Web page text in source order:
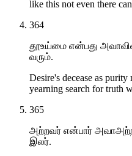
like this not even there
364
தூஉய்மை என்பது
வரும்.
Desire's decease as
yearning search for truth
365
அற்றவர் என்பார்
இலர்.